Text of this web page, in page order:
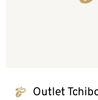
tchibo_logo Outlet